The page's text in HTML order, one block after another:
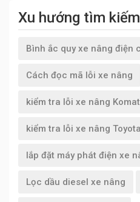
Xu hướng tìm kiếm
Bình ắc quy xe nâng điện
Cách đọc mã lỗi xe nâng
kiểm tra lỗi xe nâng
kiểm tra lỗi xe nâng Toyota
lắp đặt máy phát điện xe
Lọc dầu diesel xe nâng